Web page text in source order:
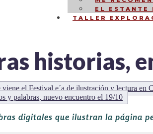
EL ESTANTE
TALLER
historias,
el Festival e´a de ilustración y lectura en
y palabras, nuevo encuentro el 19/10
digitales que ilustran la página